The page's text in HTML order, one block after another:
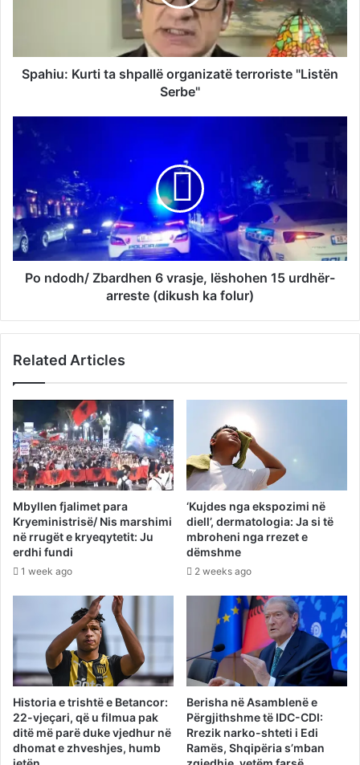
Spahiu: Kurti ta shpallë organizatë terroriste "Listën
Serbe"
Po ndodh/ Zbardhen 6 vrasje, lëshohen 15 urdhër-
arreste (dikush ka folur)
Related Articles
Mbyllen fjalimet para
Kryeministrisë/ Nis marshimi
në rrugët e kryeqytetit: Ju
erdhi fundi
1 week ago
‘Kujdes nga ekspozimi në
diell’, dermatologia: Ja si të
mbroheni nga rrezet e
dëmshme
2 weeks ago
Historia e trishtë e Betancor:
22-vjeçari, që u filmua pak
ditë më parë duke vjedhur në
dhomat e zhveshjes, humb
Berisha në Asamblenë e
Përgjithshme të IDC-CDI:
Rrezik narko-shteti i Edi
Ramës, Shqipëria s’mban